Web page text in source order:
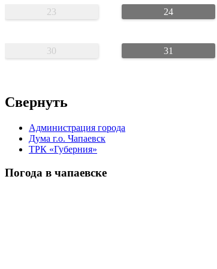
23 24
30 31
Свернуть
Администрация города
Дума г.о. Чапаевск
ТРК «Губерния»
Погода в чапаевске